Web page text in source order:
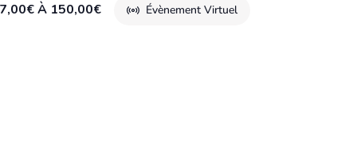
Évènement Virtuel
À 150,00€